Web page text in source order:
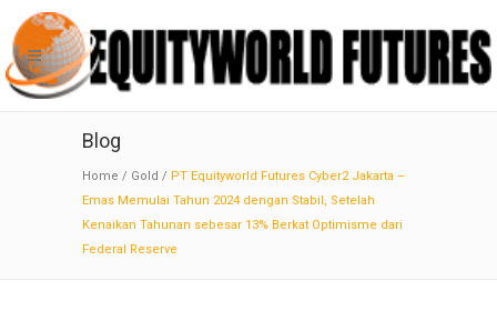
Blog
Home / Gold / PT Equityworld Futures Cyber2 Jakarta –
Emas Memulai Tahun 2024 dengan Stabil, Setelah
Kenaikan Tahunan sebesar 13% Berkat Optimisme dari
Federal Reserve